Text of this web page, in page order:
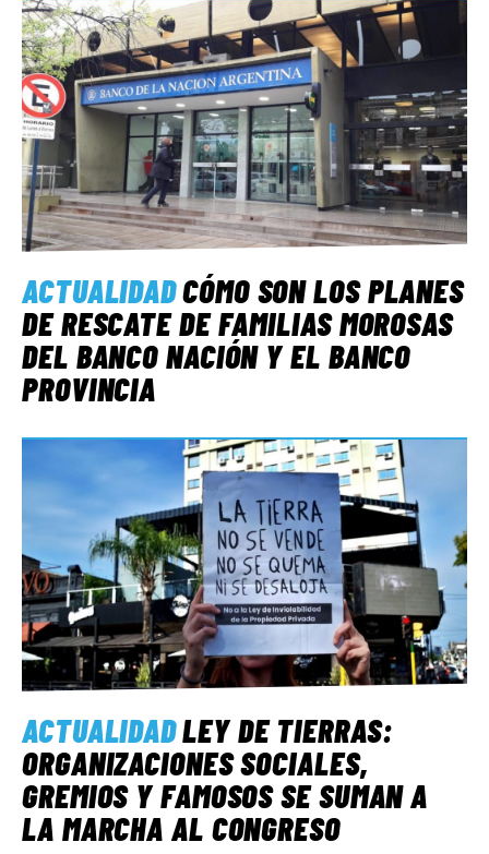
ACTUALIDADCÓMO SON LOS PLANES
DE RESCATE DE FAMILIAS MOROSAS
DEL BANCO NACIÓN Y EL BANCO
PROVINCIA
ACTUALIDADLEY DE TIERRAS:
ORGANIZACIONES SOCIALES,
GREMIOS Y FAMOSOS SE SUMAN A
LA MARCHA AL CONGRESO